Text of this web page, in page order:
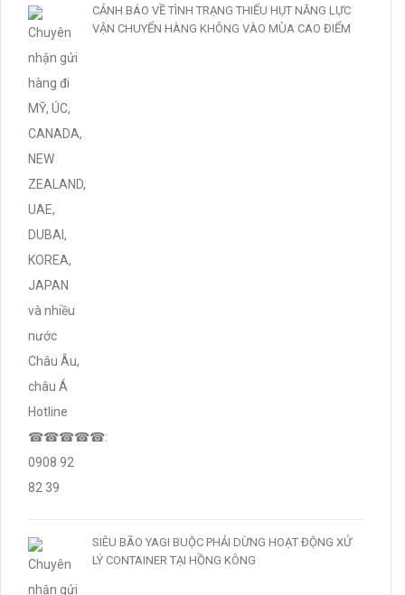
CẢNH BÁO VỀ TÌNH TRẠNG THIẾU HỤT NĂNG LỰC
VẬN CHUYỂN HÀNG KHÔNG VÀO MÙA CAO ĐIỂM
SIÊU BÃO YAGI BUỘC PHẢI DỪNG HOẠT ĐỘNG XỬ
LÝ CONTAINER TẠI HỒNG KÔNG